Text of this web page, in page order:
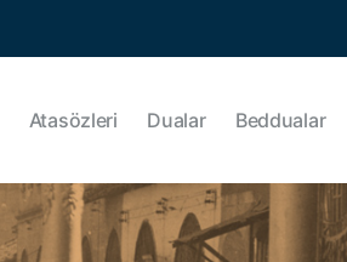
Atasözleri Dualar Beddualar